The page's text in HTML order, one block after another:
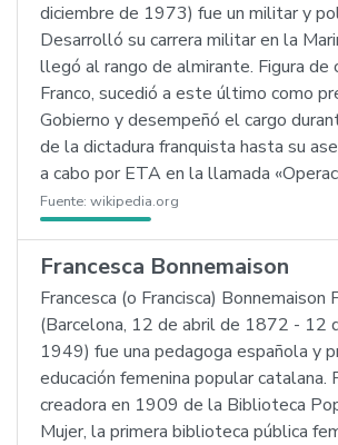
diciembre de 1973) fue un militar y
Desarrolló su carrera militar en la
llegó al rango de almirante. Figura de
Franco, sucedió a este último como
Gobierno y desempeñó el cargo
de la dictadura franquista hasta su
a cabo por ETA en la llamada
Fuente: wikipedia.org
Francesca Bonnemaison
Francesca (o Francisca) Bonnemaison
(Barcelona, 12 de abril de 1872 - 12
1949) fue una pedagoga española y
educación femenina popular catalana.
creadora en 1909 de la Biblioteca
Mujer, la primera biblioteca pública